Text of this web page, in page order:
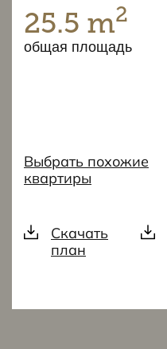
25.5 m2
общая площадь
Выбрать похожие
квартиры
Скачать
план